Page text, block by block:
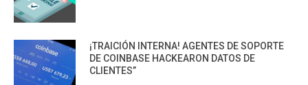
¡TRAICIÓN INTERNA! AGENTES DE SOPORTE
DE COINBASE HACKEARON DATOS DE
CLIENTES”